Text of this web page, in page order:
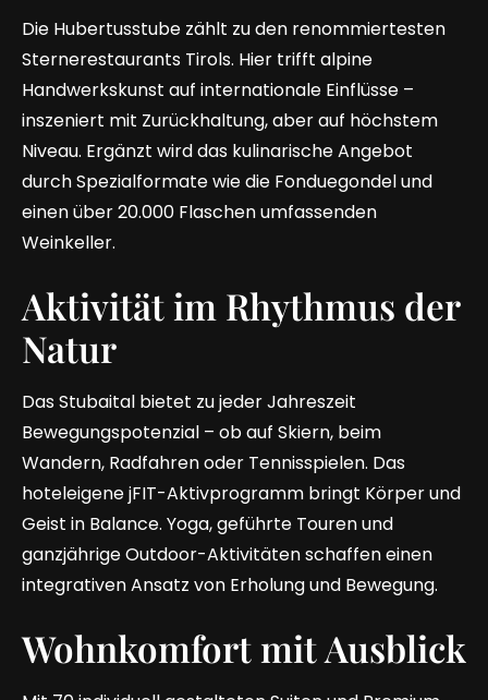
Die Hubertusstube zählt zu den renommiertesten
Sternerestaurants Tirols. Hier trifft alpine
Handwerkskunst auf internationale Einflüsse –
inszeniert mit Zurückhaltung, aber auf höchstem
Niveau. Ergänzt wird das kulinarische Angebot
durch Spezialformate wie die Fonduegondel und
einen über 20.000 Flaschen umfassenden
Weinkeller.
Aktivität im Rhythmus der
Natur
Das Stubaital bietet zu jeder Jahreszeit
Bewegungspotenzial – ob auf Skiern, beim
Wandern, Radfahren oder Tennisspielen. Das
hoteleigene jFIT-Aktivprogramm bringt Körper und
Geist in Balance. Yoga, geführte Touren und
ganzjährige Outdoor-Aktivitäten schaffen einen
integrativen Ansatz von Erholung und Bewegung.
Wohnkomfort mit Ausblick